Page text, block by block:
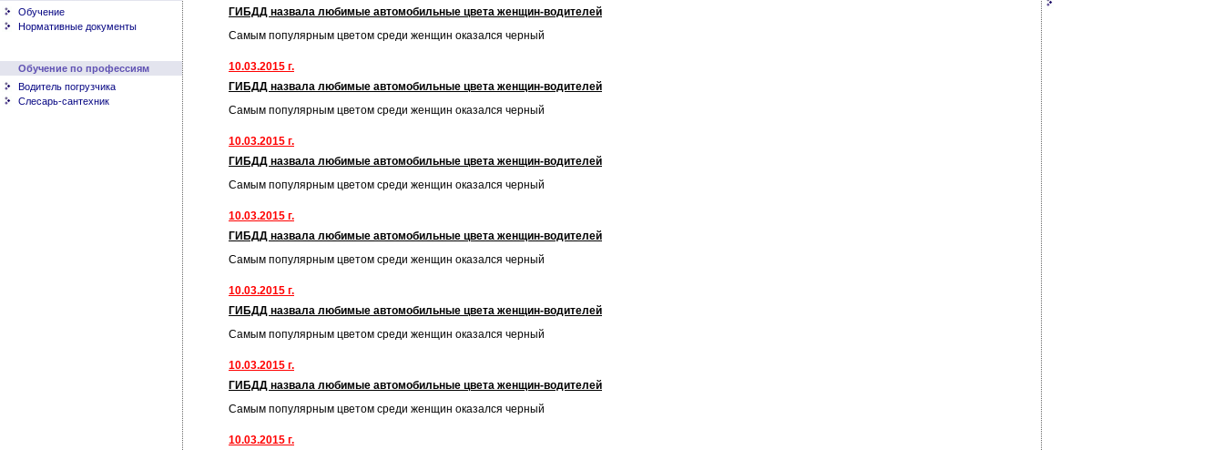
Обучение
Нормативные документы
Обучение по профессиям
Водитель погрузчика
Слесарь-сантехник
ГИБДД назвала любимые автомобильные цвета женщин-водителей
Самым популярным цветом среди женщин оказался черный
10.03.2015 г.
ГИБДД назвала любимые автомобильные цвета женщин-водителей
Самым популярным цветом среди женщин оказался черный
10.03.2015 г.
ГИБДД назвала любимые автомобильные цвета женщин-водителей
Самым популярным цветом среди женщин оказался черный
10.03.2015 г.
ГИБДД назвала любимые автомобильные цвета женщин-водителей
Самым популярным цветом среди женщин оказался черный
10.03.2015 г.
ГИБДД назвала любимые автомобильные цвета женщин-водителей
Самым популярным цветом среди женщин оказался черный
10.03.2015 г.
ГИБДД назвала любимые автомобильные цвета женщин-водителей
Самым популярным цветом среди женщин оказался черный
10.03.2015 г.